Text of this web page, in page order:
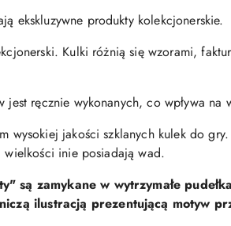
ekskluzywne produkty kolekcjonerskie.
Kulki różnią się wzorami,
ręcznie wykonanych, co wpływa na
wysokiej jakości szklanych kulek do
inie posiadają wad.
są zamykane w wytrzymałe
ilustracją prezentującą motyw